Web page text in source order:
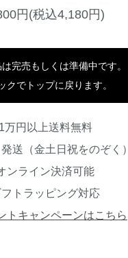
円(税込4,180円)
完売もしくは準備中です。
クでトップに戻ります。
1万円以上送料無料
送（金土日祝をのぞく）
ンライン決済可能
フトラッピング対応
トキャンペーンはこちら